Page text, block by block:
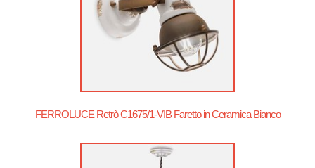
FERROLUCE Retrò C1675/1-VIB Faretto in Ceramica Bianco